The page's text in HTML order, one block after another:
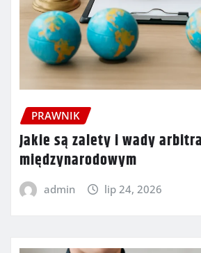
PRAWNIK
Jakie są zalety i wady
międzynarodowym
admin lip 24, 2026